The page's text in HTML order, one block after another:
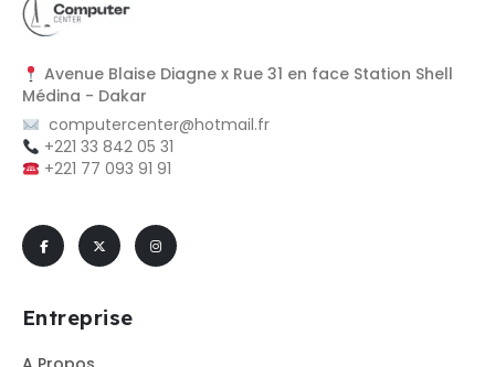
Avenue Blaise Diagne x Rue 31 en face Station Shell
Médina - Dakar
computercenter@hotmail.fr
+221 33 842 05 31
+221 77 093 91 91
Entreprise